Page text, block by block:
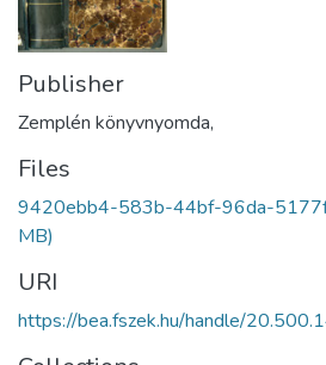
Publisher
Zemplén könyvnyomda,
Files
9420ebb4-583b-44bf-96da-
MB)
URI
https://bea.fszek.hu/handle/